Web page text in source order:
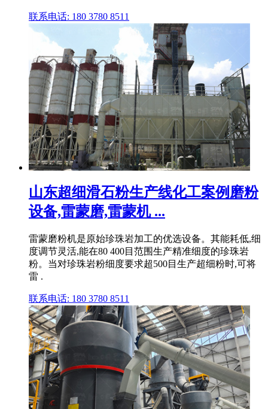
联系电话: 180 3780 8511
山东超细滑石粉生产线化工案例磨粉
设备,雷蒙磨,雷蒙机 ...
雷蒙磨粉机是原始珍珠岩加工的优选设备。其能耗低,细
度调节灵活,能在80 400目范围生产精准细度的珍珠岩
粉。当对珍珠岩粉细度要求超500目生产超细粉时,可将
雷 .
联系电话: 180 3780 8511